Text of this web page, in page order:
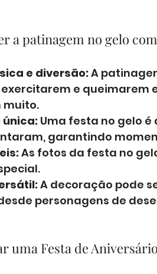
a patinagem no gelo
e diversão: A
e queimarem
muito.
única: Uma festa no gelo
garantindo
As fotos da festa no
A decoração pode
personagens de
uma Festa de